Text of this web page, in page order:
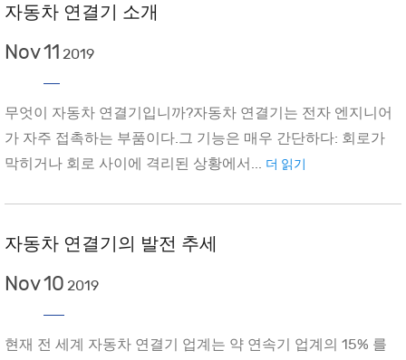
자동차 연결기 소개
Nov11 2019
무엇이 자동차 연결기입니까?자동차 연결기는 전자 엔지니어
가 자주 접촉하는 부품이다.그 기능은 매우 간단하다: 회로가
막히거나 회로 사이에 격리된 상황에서... 더 읽기
자동차 연결기의 발전 추세
Nov10 2019
현재 전 세계 자동차 연결기 업계는 약 연속기 업계의 15% 를